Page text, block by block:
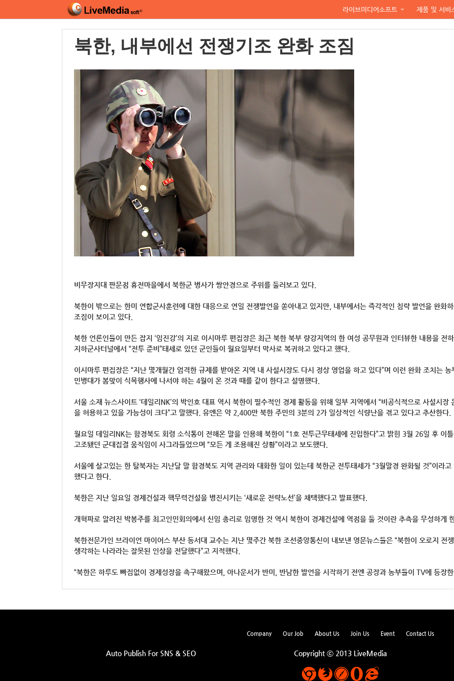
라이브미디어소프트 제품 및 서비
북한, 내부에선 전쟁기조 완화 조짐
비무장지대 판문점 휴전마을에서 북한군 병사가 쌍안경으로 주위를 둘러보고 있다.
북한이 밖으로는 한미 연합군사훈련에 대한 대응으로 연일 전쟁발언을 쏟아내고 있지만, 내부에서는 즉각적인 침략 발언을 완화
조짐이 보이고 있다.
북한 언론인들이 만든 잡지 ‘임진강’의 지로 이시마루 편집장은 최근 북한 북부 량강지역의 한 여성 공무원과 인터뷰한 내용을 전하
지하군사터널에서 “전투 준비”태세로 있던 군인들이 월요일부터 막사로 복귀하고 있다고 했다.
이시마루 편집장은 “지난 몇개월간 엄격한 규제를 받아온 지역 내 사설시장도 다시 정상 영업을 하고 있다”며 이런 완화 조치는 농
민병대가 봄맞이 식목행사에 나서야 하는 4월이 온 것과 때를 같이 한다고 설명했다.
서울 소재 뉴스사이트 ‘데일리NK’의 박인호 대표 역시 북한이 필수적인 경제 활동을 위해 일부 지역에서 “비공식적으로 사설시장
을 허용하고 있을 가능성이 크다”고 말했다. 유엔은 약 2,400만 북한 주민의 3분의 2가 일상적인 식량난을 겪고 있다고 추산한다.
월요일 데일리NK는 함경북도 회령 소식통이 전해온 말을 인용해 북한이 “1호 전투근무태세에 진입한다”고 밝힌 3월 26일 후 이
고조됐던 군대집결 움직임이 사그라들었으며 “모든 게 조용해진 상황”이라고 보도했다.
서울에 살고있는 한 탈북자는 지난달 말 함경북도 지역 관리와 대화한 일이 있는데 북한군 전투태세가 “3월말경 완화될 것”이라고
했다고 한다.
북한은 지난 일요일 경제건설과 핵무력건설을 병진시키는 ‘새로운 전략노선’을 채택했다고 발표했다.
개혁파로 알려진 박봉주를 최고인민회의에서 신임 총리로 임명한 것 역시 북한이 경제건설에 역점을 둘 것이란 추측을 무성하게
북한전문가인 브라이언 마이어스 부산 동서대 교수는 지난 몇주간 북한 조선중앙통신이 내보낸 영문뉴스들은 “북한이 오로지 전
생각하는 나라라는 잘못된 인상을 전달했다”고 지적했다.
“북한은 하루도 빠짐없이 경제성장을 촉구해왔으며, 아나운서가 반미, 반남한 발언을 시작하기 전엔 공장과 농부들이 TV에 등장한
Company Our Job About Us Join Us Event Contact Us
Auto Publish For SNS & SEO Copyright ⓒ 2013 LiveMedia